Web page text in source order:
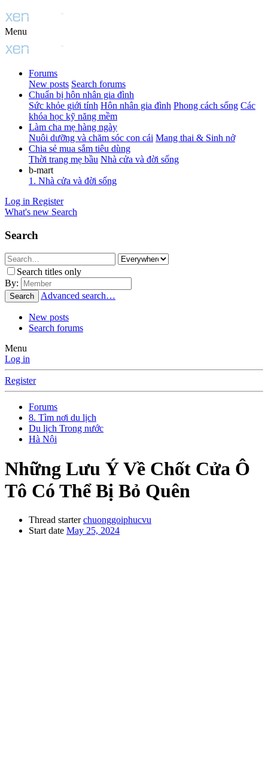
Menu
Forums
New posts Search forums
Chuẩn bị hôn nhân gia đình
Sức khỏe giới tính Hôn nhân gia đình Phong cách sống Các
khóa học kỹ năng mềm
Làm cha mẹ hàng ngày
Nuôi dưỡng và chăm sóc con cái Mang thai & Sinh nở
Chia sẻ mua sắm tiêu dùng
Thời trang mẹ bầu Nhà cửa và đời sống
b-mart
1. Nhà cửa và đời sống
Log in Register
What's new Search
Search
Search titles only
By:
Search Advanced search…
New posts
Search forums
Menu
Log in
Register
Forums
8. Tìm nơi du lịch
Du lịch Trong nước
Hà Nội
Những Lưu Ý Về Chốt Cửa Ô
Tô Có Thể Bị Bỏ Quên
Thread starter chuonggoiphucvu
Start date May 25, 2024